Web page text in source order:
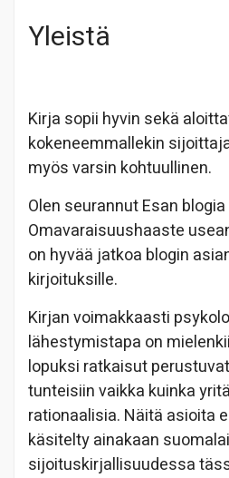
Yleistä
Kirja sopii hyvin sekä
kokeneemmallekin
myös varsin kohtuullinen.
Olen seurannut Esan blogia
Omavaraisuushaaste
on hyvää jatkoa blogin
kirjoituksille.
Kirjan voimakkaasti
lähestymistapa on
lopuksi ratkaisut
tunteisiin vaikka kuinka
rationaalisia. Näitä asioita
käsitelty ainakaan
sijoituskirjallisuudessa